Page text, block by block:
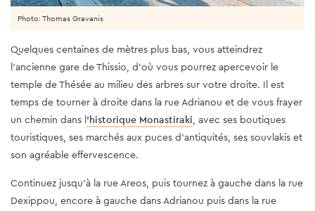
Photo: Thomas Gravanis
Quelques centaines de mètres plus bas, vous atteindrez
l'ancienne gare de Thissio, d'où vous pourrez apercevoir le
temple de Thésée au milieu des arbres sur votre droite. Il est
temps de tourner à droite dans la rue Adrianou et de vous frayer
un chemin dans l ’historique Monastiraki, avec ses boutiques
touristiques, ses marchés aux puces d'antiquités, ses souvlakis et
son agréable effervescence.
Continuez jusqu'à la rue Areos, puis tournez à gauche dans la rue
Dexippou, encore à gauche dans Adrianou puis dans la rue